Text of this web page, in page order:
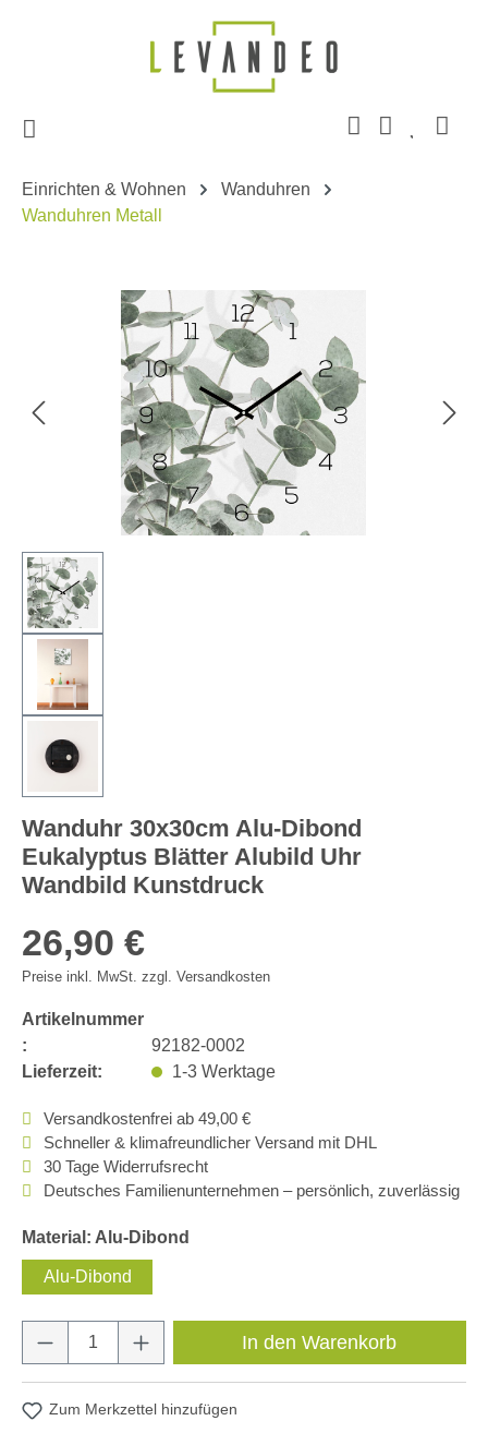
Zum Hauptinhalt springen
Einrichten & Wohnen
Wanduhren
Wanduhren Metall
Bildergalerie überspringen
Wanduhr 30x30cm Alu-Dibond
Eukalyptus Blätter Alubild Uhr
Wandbild Kunstdruck
26,90 €
Preise inkl. MwSt. zzgl. Versandkosten
Artikelnummer
:
92182-0002
Lieferzeit:
1-3 Werktage
Versandkostenfrei ab 49,00 €
Schneller & klimafreundlicher Versand mit DHL
30 Tage Widerrufsrecht
Deutsches Familienunternehmen – persönlich, zuverlässig
Material: Alu-Dibond
Alu-Dibond
Produkt Anzahl: Gib den gewünschten
In den Warenkorb
Zum Merkzettel hinzufügen